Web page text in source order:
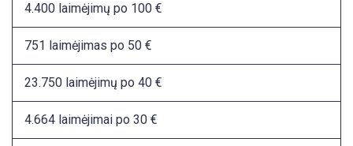
4.400 laimėjimų po 100 €
751 laimėjimas po 50 €
23.750 laimėjimų po 40 €
4.664 laimėjimai po 30 €